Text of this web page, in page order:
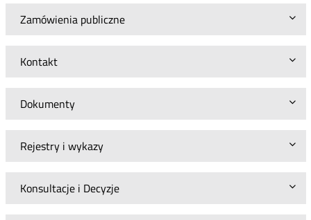
Zamówienia publiczne
Kontakt
Dokumenty
Rejestry i wykazy
Konsultacje i Decyzje